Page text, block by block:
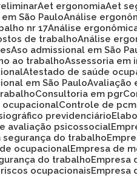
Aet ergonomia Aet
São Paulo Análise
nr 17 Análise
de trabalho Análise
Aso admissional em São
ao trabalho Assessoria
Atestado de saúde
em São Paulo
Consultoria em pgr
ocupacional
Controle de
previdenciário
avaliação psicossocial
segurança do trabalho
ocupacional Empresa de
do trabalho
ocupacionais